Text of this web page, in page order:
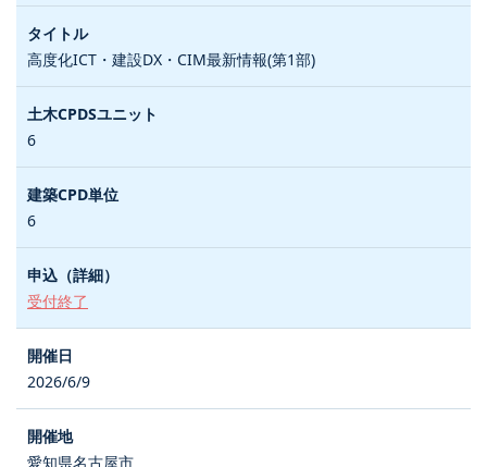
高度化ICT・建設DX・CIM最新情報(第1部)
6
6
受付終了
2026/6/9
愛知県名古屋市